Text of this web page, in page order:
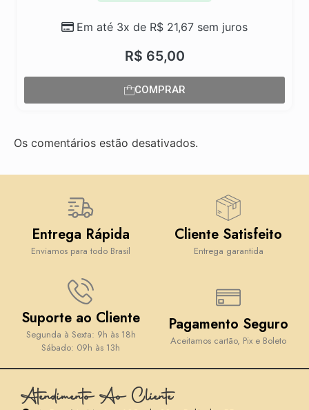
R$ 65,00
Em até 3x de R$ 21,67 sem juros
COMPRAR
Os comentários estão desativados.
Entrega Rápida
Enviamos para todo Brasil
Cliente Satisfeito
Entrega garantida
Suporte ao Cliente
Segunda à Sexta: 9h às 18h
Sábado: 09h às 13h
Pagamento Seguro
Aceitamos cartão, Pix e Boleto
Atendimento Ao Cliente